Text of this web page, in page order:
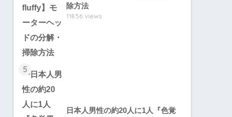
除方法
11856 views
5
日本人男性の約20人に1人『色覚